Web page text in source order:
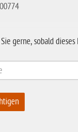
gerne, sobald